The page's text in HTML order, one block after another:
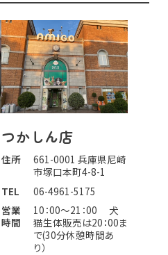
つかしん店
住所
661-0001 兵庫県尼崎
市塚口本町4-8-1
TEL
06-4961-5175
営業
時間
10：00～21：00 犬
猫生体販売は20：00ま
で(30分休憩時間あ
り）